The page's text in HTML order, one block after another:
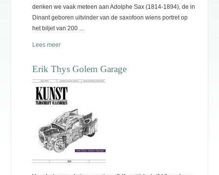
denken we vaak meteen aan Adolphe Sax (1814-1894), de in
Dinant geboren uitvinder van de saxofoon wiens portret op
het biljet van 200 ...
Lees meer
Erik Thys Golem Garage